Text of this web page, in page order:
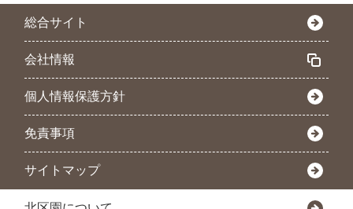
総合サイト
会社情報
個人情報保護方針
免責事項
サイトマップ